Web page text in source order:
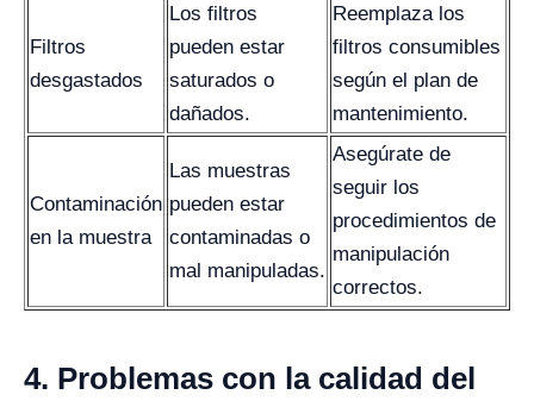
Filtros
desgastados
Los filtros
pueden estar
saturados o
dañados.
Reemplaza los
filtros consumibles
según el plan de
mantenimiento.
Contaminación
en la muestra
Las muestras
pueden estar
contaminadas o
mal manipuladas.
Asegúrate de
seguir los
procedimientos de
manipulación
correctos.
4. Problemas con la calidad del